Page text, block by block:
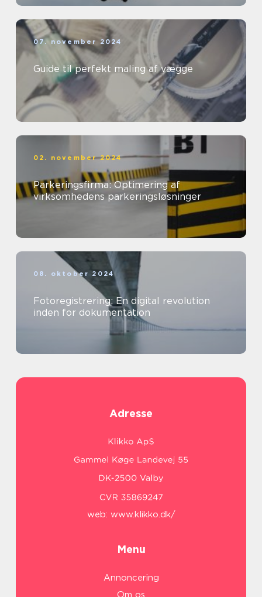
07. november 2024
Guide til perfekt maling af vægge
02. november 2024
Parkeringsfirma: Optimering af
virksomhedens parkeringsløsninger
08. oktober 2024
Fotoregistrering: En digital revolution
inden for dokumentation
Adresse
web: www.klikko.dk/
Menu
Annoncering
Om os